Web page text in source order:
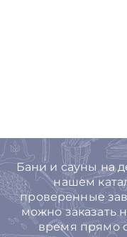
Бани и сауны на
нашем
проверенные
можно заказать
время прямо